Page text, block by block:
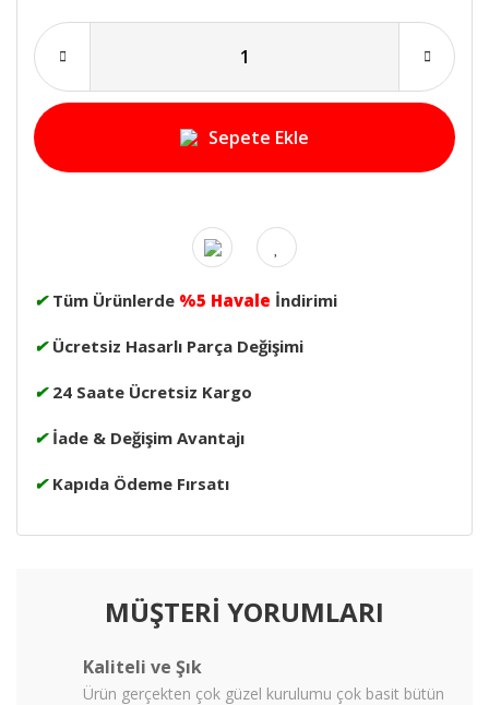
Sepete Ekle
✔ Tüm Ürünlerde %5 Havale İndirimi
✔ Ücretsiz Hasarlı Parça Değişimi
✔ 24 Saate Ücretsiz Kargo
✔ İade & Değişim Avantajı
✔ Kapıda Ödeme Fırsatı
MÜŞTERİ YORUMLARI
Kaliteli ve Şık
Ürün gerçekten çok güzel kurulumu çok basit bütün